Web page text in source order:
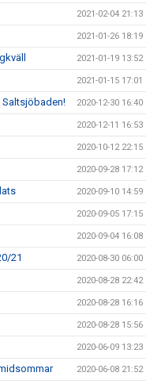
2021-02-04 21:13
2021-01-26 18:19
2021-01-19 13:52
2021-01-15 17:01
Saltsjöbaden! 2020-12-30 16:40
2020-12-11 16:53
2020-10-12 22:15
2020-09-28 17:12
2020-09-10 14:59
2020-09-05 17:15
2020-09-04 16:08
21 2020-08-30 06:00
2020-08-28 22:42
2020-08-28 16:16
2020-08-28 15:56
2020-06-09 13:23
2020-06-08 21:52